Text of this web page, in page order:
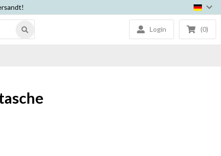
Login (0)